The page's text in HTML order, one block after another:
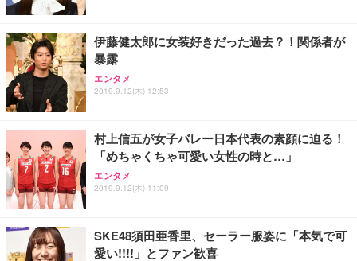
伊藤健太郎に女装好きだった過去？！関係者が
暴露
エンタメ
2019.9.12(木) 12:53
村上信五が女子バレー日本代表の素顔に迫る！
「めちゃくちゃ可愛い女性の時と…」
エンタメ
2019.9.12(木) 11:09
SKE48須田亜香里、セーラー服姿に「本気で可
愛い!!!!」とファン歓喜